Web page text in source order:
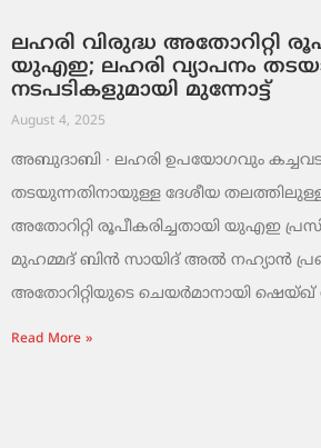
ലഹരി വിരുദ്ധ അതോറിറ്റി
യുഎഇ; ലഹരി വ്യാപനം
നടപടികളുമായി മുന്നോട്ട്
August 4, 2025
അബുദാബി ∙ ലഹരി ഉപയോഗവും
തടയുന്നതിനായുള്ള ദേശീയ
അതോറിറ്റി രൂപീകരിച്ചതായി യുഎഇ
മുഹമ്മദ് ബിൻ സായിദ് അൽ നഹ്യാൻ
അതോറിറ്റിയുടെ ചെയർമാനായി ഷെയ്ഖ്
Read More »